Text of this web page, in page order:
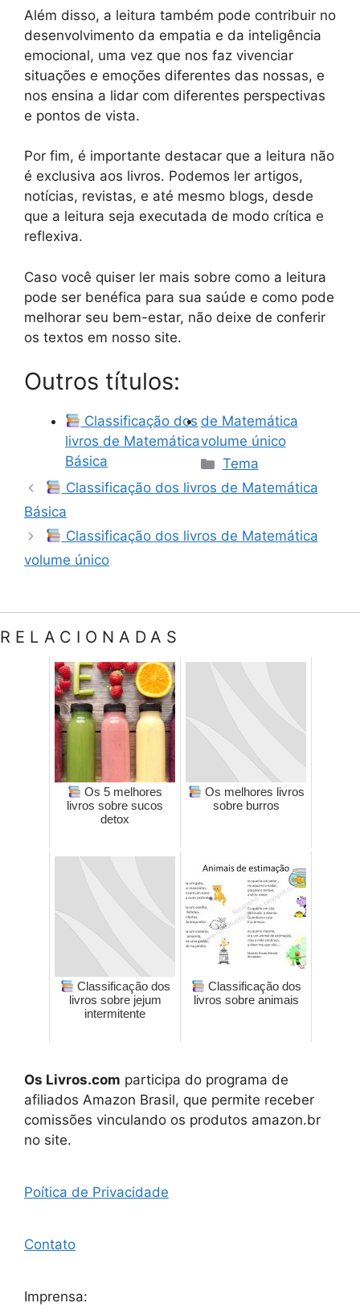
Além disso, a leitura também pode contribuir no
desenvolvimento da empatia e da inteligência
emocional, uma vez que nos faz vivenciar
situações e emoções diferentes das nossas, e
nos ensina a lidar com diferentes perspectivas
e pontos de vista.
Por fim, é importante destacar que a leitura não
é exclusiva aos livros. Podemos ler artigos,
notícias, revistas, e até mesmo blogs, desde
que a leitura seja executada de modo crítica e
reflexiva.
Caso você quiser ler mais sobre como a leitura
pode ser benéfica para sua saúde e como pode
melhorar seu bem-estar, não deixe de conferir
os textos em nosso site.
Outros títulos:
Classificação dos
livros de Matemática
Básica
de Matemática
volume único
Categorias
Tema
Classificação dos livros de Matemática
Básica
Classificação dos livros de Matemática
volume único
RELACIONADAS
Os 5 melhores
livros sobre sucos
detox
Os melhores livros
sobre burros
Classificação dos
livros sobre jejum
intermitente
Classificação dos
livros sobre animais
Os Livros.com participa do programa de
afiliados Amazon Brasil, que permite receber
comissões vinculando os produtos amazon.br
no site.
Poítica de Privacidade
Contato
Imprensa: